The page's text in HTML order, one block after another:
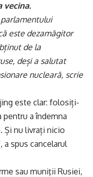
vecina.
este dezamăgitor
de la
deși a salutat
nucleară, scrie
este clar: folosiți-
a îndemna
Și nu livrați nicio
a spus cancelarul
sau muniţii Rusiei,